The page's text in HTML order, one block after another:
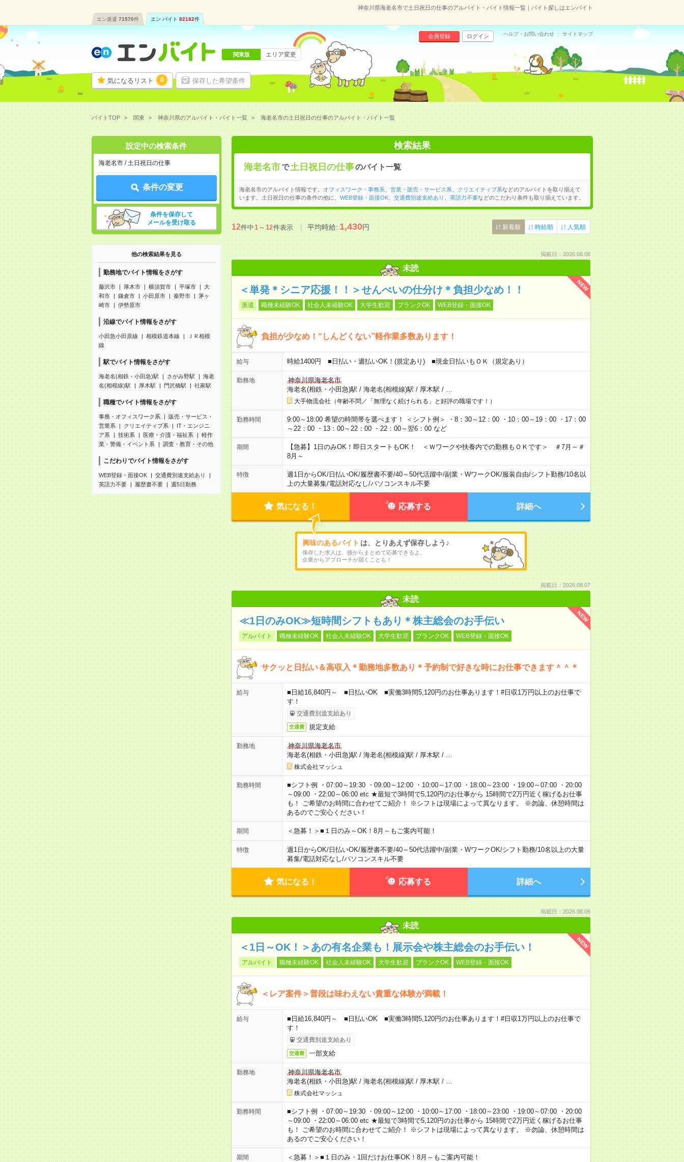
神奈川県海老名市で土日祝日の仕事のアルバイト・バイト情報一覧｜バイト探しはエンバイト
エン派遣 71570件 エン バイト 82182件
気になるリスト 0 保存した希望条件
会員登録 ログイン ヘルプ・お問い合わせ サイトマップ
関東版 エリア変更
バイトTOP 関東 神奈川県のアルバイト・バイト一覧 海老名市の土日祝日の仕事のアルバイト・バイト一覧
設定中の検索条件
海老名市 / 土日祝日の仕事
条件の変更
条件を保存して
メールを受け取る
他の検索結果を見る
勤務地でバイト情報をさがす
藤沢市 厚木市 横須賀市 平塚市
大
和市
鎌倉市 小田原市 秦野市
茅ヶ
崎市
伊勢原市
沿線でバイト情報をさがす
小田急小田原線 相模鉄道本線
ＪＲ相模
線
駅でバイト情報をさがす
海老名(相鉄・小田急)駅 さがみ野駅
海老
名(相模線)駅
厚木駅 門沢橋駅 社家駅
職種でバイト情報をさがす
事務・オフィスワーク系
販売・サービス・
営業系
クリエイティブ系
IT・エンジニ
ア系
技術系 医療・介護・福祉系
軽作
業・警備・イベント系
調査・教育・その他
こだわりでバイト情報をさがす
WEB登録・面接OK
交通費別途支給あり
英語力不要
履歴書不要 週5日勤務
検索結果
海老名市で 土日祝日の仕事のバイト一覧
海老名市のアルバイト情報です。 オフィスワーク・事務系 営業・販売・サービス系 クリエイティブ系などのアルバイトを取り揃えて
います。土日祝日の仕事の条件の他に、 WEB登録・面接OK、 交通費別途支給あり 英語力不要などのこだわり条件も取り揃えています。
12件中1～12件表示 平均時給:1,430円 新着順 時給順 人気順
掲載日：2026.08.08
未読
NEW
＜単発＊シニア応援！！＞せんべいの仕分け＊負担少なめ！！
派遣 職種未経験OK 社会人未経験OK 大学生歓迎 ブランクOK WEB登録・面接OK
負担が少なめ！“しんどくない”軽作業多数あります！
給与 時給1400円 ■日払い・週払いOK！(規定あり) ■現金日払いもＯＫ（規定あり）
勤務地
神奈川県海老名市
海老名(相鉄・小田急)駅 / 海老名(相模線)駅 / 厚木駅 /
大手物流会社（年齢不問／「無理なく続けられる」と好評の職場です！）
勤務時間
9:00～18:00 希望の時間帯を選べます！ ＜シフト例＞ ・8：30～12：00 ・10：00～19：00 ・17：00
～22：00 ・13：00～22：00 ・22：00～翌6：00 など
期間
【急募】1日のみOK！即日スタートもOK！ ＜Ｗワークや扶養内での勤務もＯＫです＞ ＃7月～＃
8月～
特徴 週1日からOK/日払いOK/履歴書不要/40～50代活躍中/副業・WワークOK/服装自由/シフト勤務/10名以
上の大量募集/電話対応なし/パソコンスキル不要
気になる！ 応募する 詳細へ
興味のあるバイト は、とりあえず保存しよう♪
保存した求人は、後からまとめて応募できるよ。
企業からアプローチが届くことも！
掲載日：2026.08.07
未読
NEW
≪1日のみOK≫短時間シフトもあり＊株主総会のお手伝い
アルバイト 職種未経験OK 社会人未経験OK 大学生歓迎 ブランクOK WEB登録・面接OK
サクッと日払い＆高収入＊勤務地多数あり＊予約制で好きな時にお仕事できます＾＾＊
給与
■日給16,840円～ ■日払いOK ■実働3時間5,120円のお仕事あります！#日収1万円以上のお仕事で
す！
交通費別途支給あり
交通費 規定支給
勤務地
神奈川県海老名市
海老名(相鉄・小田急)駅 / 海老名(相模線)駅 / 厚木駅 /
株式会社マッシュ
勤務時間
■シフト例 ・07:00～19:30 ・09:00～12:00 ・10:00～17:00 ・18:00～23:00 ・19:00～07:00 ・20:00
～09:00 ・22:00～06:00 etc ★最短で3時間で5,120円のお仕事から 15時間で2万円近く稼げるお仕事
も！ ご希望のお時間に合わせてご紹介！ ※シフトは現場によって異なります。 ※勿論、休憩時間は
あるのでご安心ください！
期間 ＜急募！＞■１日のみ～OK！8月～もご案内可能！
特徴 週1日からOK/日払いOK/履歴書不要/40～50代活躍中/副業・WワークOK/シフト勤務/10名以上の大量
募集/電話対応なし/パソコンスキル不要
気になる！ 応募する 詳細へ
掲載日：2026.08.06
未読
NEW
＜1日～OK！＞あの有名企業も！展示会や株主総会のお手伝い！
アルバイト 職種未経験OK 社会人未経験OK 大学生歓迎 ブランクOK WEB登録・面接OK
＜レア案件＞普段は味わえない貴重な体験が満載！
給与
■日給16,840円～ ■日払いOK ■実働3時間5,120円のお仕事あります！#日収1万円以上のお仕事で
す！
交通費別途支給あり
交通費 一部支給
勤務地
神奈川県海老名市
海老名(相鉄・小田急)駅 / 海老名(相模線)駅 / 厚木駅 /
株式会社マッシュ
勤務時間
■シフト例 ・07:00～19:30 ・09:00～12:00 ・10:00～17:00 ・18:00～23:00 ・19:00～07:00 ・20:00
～09:00 ・22:00～06:00 etc ★最短で3時間で5,120円のお仕事から 15時間で2万円近く稼げるお仕事
も！ ご希望のお時間に合わせてご紹介！ ※シフトは現場によって異なります。 ※勿論、休憩時間は
あるのでご安心ください！
期間 ＜急募！＞■１日のみ・1回だけお仕事OK！8月～もご案内可能！